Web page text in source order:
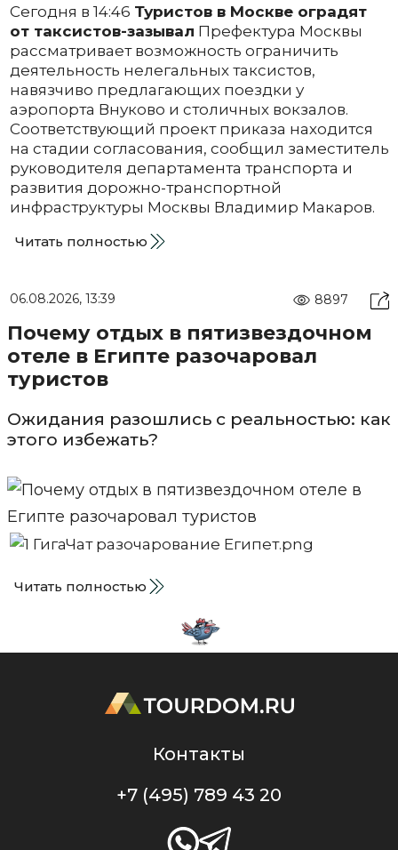
Сегодня в 14:46 Туристов в Москве оградят
от таксистов-зазывал Префектура Москвы
рассматривает возможность ограничить
деятельность нелегальных таксистов,
навязчиво предлагающих поездки у
аэропорта Внуково и столичных вокзалов.
Соответствующий проект приказа находится
на стадии согласования, сообщил заместитель
руководителя департамента транспорта и
развития дорожно-транспортной
инфраструктуры Москвы Владимир Макаров.
Читать полностью
06.08.2026, 13:39 8897
Почему отдых в пятизвездочном
отеле в Египте разочаровал
туристов
Ожидания разошлись с реальностью: как
этого избежать?
Читать полностью
Контакты
+7 (495) 789 43 20